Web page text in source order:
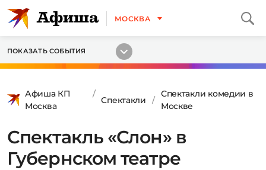
МОСКВА
ПОКАЗАТЬ СОБЫТИЯ
Афиша КП
Москва
Спектакли
Спектакли комедии в
Москве
Спектакль «Слон» в
Губернском театре